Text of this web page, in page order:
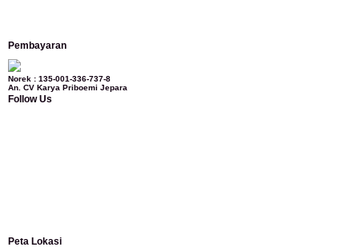
kursi teras saya sudah saya terima dan p...
Pembayaran
Norek : 135-001-336-737-8
An. CV Karya Priboemi Jepara
Follow Us
Peta Lokasi